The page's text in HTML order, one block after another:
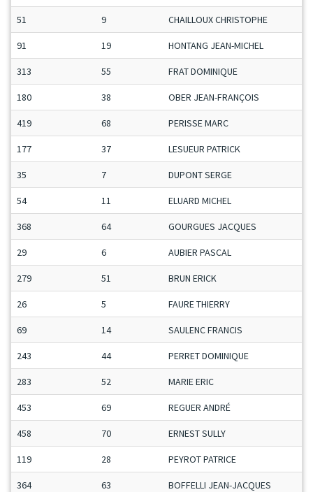
51 9 CHAILLOUX CHRISTOPHE
91 19 HONTANG JEAN-MICHEL
313 55 FRAT DOMINIQUE
180 38 OBER JEAN-FRANÇOIS
419 68 PERISSE MARC
177 37 LESUEUR PATRICK
35 7 DUPONT SERGE
54 11 ELUARD MICHEL
368 64 GOURGUES JACQUES
29 6 AUBIER PASCAL
279 51 BRUN ERICK
26 5 FAURE THIERRY
69 14 SAULENC FRANCIS
243 44 PERRET DOMINIQUE
283 52 MARIE ERIC
453 69 REGUER ANDRÉ
458 70 ERNEST SULLY
119 28 PEYROT PATRICE
364 63 BOFFELLI JEAN-JACQUES